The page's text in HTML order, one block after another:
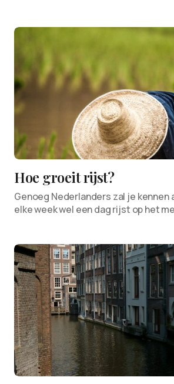
Hoe groeit rijst?
Genoeg Nederlanders zal je kennen
elke week wel een dag rijst op het